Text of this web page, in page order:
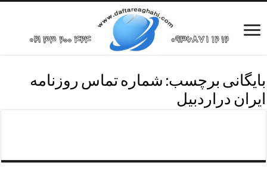
بایگانی برچسب: شماره تماس روزنامه
ایران دراردبیل